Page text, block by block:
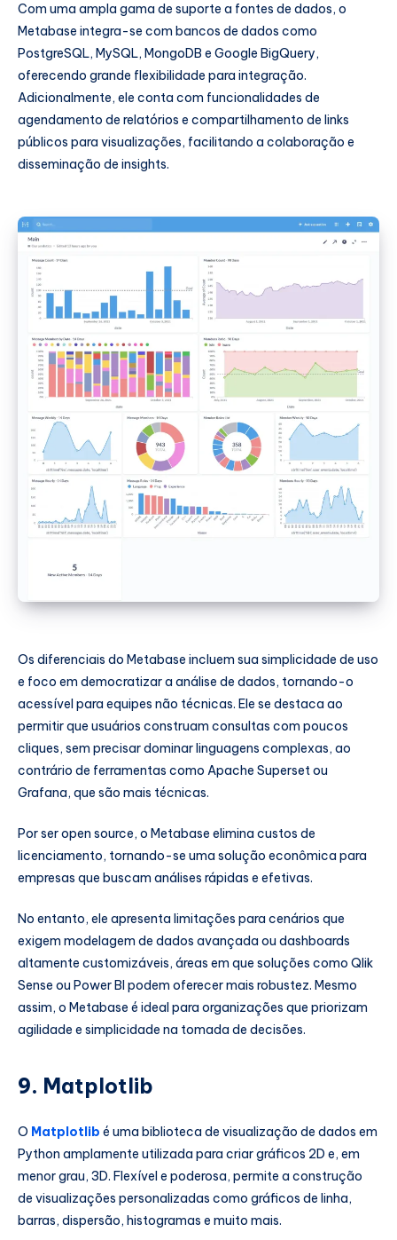
Com uma ampla gama de suporte a fontes de dados, o
Metabase integra-se com bancos de dados como
PostgreSQL, MySQL, MongoDB e Google BigQuery,
oferecendo grande flexibilidade para integração.
Adicionalmente, ele conta com funcionalidades de
agendamento de relatórios e compartilhamento de links
públicos para visualizações, facilitando a colaboração e
disseminação de insights.
Os diferenciais do Metabase incluem sua simplicidade de uso
e foco em democratizar a análise de dados, tornando-o
acessível para equipes não técnicas. Ele se destaca ao
permitir que usuários construam consultas com poucos
cliques, sem precisar dominar linguagens complexas, ao
contrário de ferramentas como Apache Superset ou
Grafana, que são mais técnicas.
Por ser open source, o Metabase elimina custos de
licenciamento, tornando-se uma solução econômica para
empresas que buscam análises rápidas e efetivas.
No entanto, ele apresenta limitações para cenários que
exigem modelagem de dados avançada ou dashboards
altamente customizáveis, áreas em que soluções como Qlik
Sense ou Power BI podem oferecer mais robustez. Mesmo
assim, o Metabase é ideal para organizações que priorizam
agilidade e simplicidade na tomada de decisões.
9. Matplotlib
O Matplotlib é uma biblioteca de visualização de dados em
Python amplamente utilizada para criar gráficos 2D e, em
menor grau, 3D. Flexível e poderosa, permite a construção
de visualizações personalizadas como gráficos de linha,
barras, dispersão, histogramas e muito mais.